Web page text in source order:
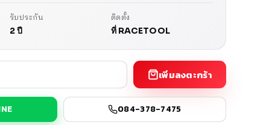
รับประกัน
2 ปี
ติดตั้ง
ที่ RACETOOL
เพิ่มลงตะกร้า
084-378-7475